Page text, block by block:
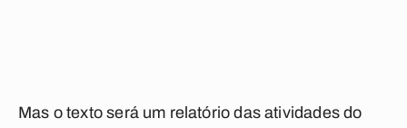
Mas o texto será um relatório das atividades do